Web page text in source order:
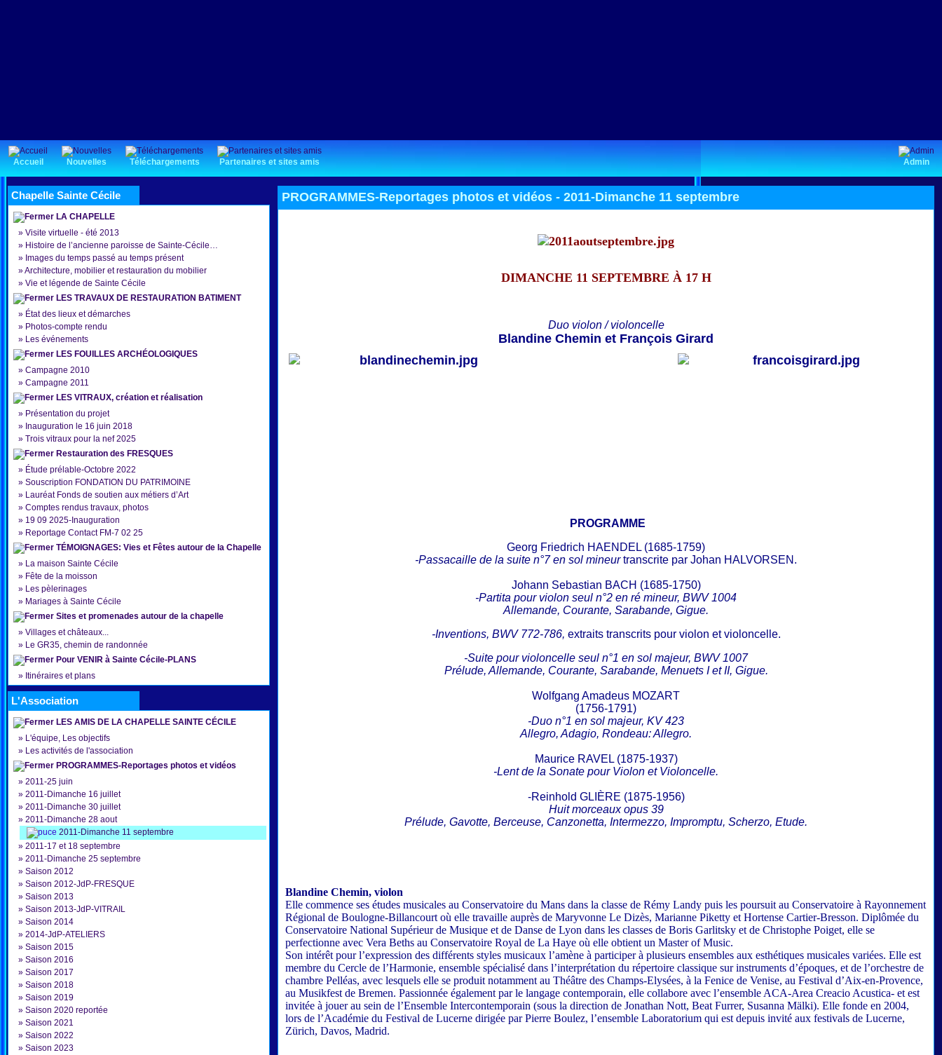
Admin
Accueil Nouvelles Téléchargements Partenaires et sites amis
Chapelle Sainte Cécile
LA CHAPELLE
» Visite virtuelle - été 2013
» Histoire de l’ancienne paroisse de Sainte-Cécile…
» Images du temps passé au temps présent
»Architecture, mobilier et restauration du mobilier
» Vie et légende de Sainte Cécile
LES TRAVAUX DE RESTAURATION BATIMENT
» État des lieux et démarches
» Photos-compte rendu
» Les événements
LES FOUILLES ARCHÉOLOGIQUES
» Campagne 2010
» Campagne 2011
LES VITRAUX, création et réalisation
» Présentation du projet
» Inauguration le 16 juin 2018
» Trois vitraux pour la nef 2025
Restauration des FRESQUES
» Étude prélable-Octobre 2022
» Souscription FONDATION DU PATRIMOINE
» Lauréat Fonds de soutien aux métiers d’Art
» Comptes rendus travaux, photos
» 19 09 2025-Inauguration
» Reportage Contact FM-7 02 25
TÉMOIGNAGES: Vies et Fêtes autour de la Chapelle
» La maison Sainte Cécile
» Fête de la moisson
» Les pèlerinages
» Mariages à Sainte Cécile
Sites et promenades autour de la chapelle
» Villages et châteaux...
» Le GR35, chemin de randonnée
Pour VENIR à Sainte Cécile-PLANS
» Itinéraires et plans
L'Association
LES AMIS DE LA CHAPELLE SAINTE CÉCILE
» L'équipe, Les objectifs
» Les activités de l'association
PROGRAMMES-Reportages photos et vidéos
» 2011-25 juin
» 2011-Dimanche 16 juillet
» 2011-Dimanche 30 juillet
» 2011-Dimanche 28 aout
2011-Dimanche 11 septembre
» 2011-17 et 18 septembre
» 2011-Dimanche 25 septembre
» Saison 2012
» Saison 2012-JdP-FRESQUE
» Saison 2013
» Saison 2013-JdP-VITRAIL
» Saison 2014
» 2014-JdP-ATELIERS
» Saison 2015
» Saison 2016
» Saison 2017
» Saison 2018
» Saison 2019
» Saison 2020 reportée
» Saison 2021
» Saison 2022
» Saison 2023
PROGRAMMES-Reportages photos et vidéos - 2011-Dimanche 11 septembre
DIMANCHE 11 SEPTEMBRE À 17 H
Duo violon / violoncelle
Blandine Chemin et François Girard
PROGRAMME
Georg Friedrich HAENDEL (1685-1759)
-Passacaille de la suite n°7 en sol mineurtranscrite par Johan HALVORSEN.
Johann Sebastian BACH (1685-1750)
-Partita pour violon seul n°2 en ré mineur, BWV 1004
Allemande, Courante, Sarabande, Gigue.
-Inventions, BWV 772-786, extraits transcrits pour violon et violoncelle.
-Suite pour violoncelle seul n°1 en sol majeur, BWV 1007
Prélude, Allemande, Courante, Sarabande, Menuets I et II, Gigue.
Wolfgang Amadeus MOZART
(1756-1791)
-Duo n°1 en sol majeur, KV 423
Allegro, Adagio, Rondeau: Allegro.
Maurice RAVEL (1875-1937)
-Lent de la Sonate pour Violon et Violoncelle.
-Reinhold GLIÈRE (1875-1956)
Huit morceaux opus 39
Prélude, Gavotte, Berceuse, Canzonetta, Intermezzo, Impromptu, Scherzo, Etude.
Blandine Chemin, violon
Elle commence ses études musicales au Conservatoire du Mans dans la classe de Rémy Landy puis les poursuit au Conservatoire à Rayonnement
Régional de Boulogne-Billancourt où elle travaille auprès de Maryvonne Le Dizès, Marianne Piketty et Hortense Cartier-Bresson. Diplômée du
Conservatoire National Supérieur de Musique et de Danse de Lyon dans les classes de Boris Garlitsky et de Christophe Poiget, elle se
perfectionne avec Vera Beths au Conservatoire Royal de La Haye où elle obtient un Master of Music.
Son intérêt pour l’expression des différents styles musicaux l’amène à participer à plusieurs ensembles aux esthétiques musicales variées. Elle est
membre du Cercle de l’Harmonie, ensemble spécialisé dans l’interprétation du répertoire classique sur instruments d’époques, et de l’orchestre de
chambre Pelléas, avec lesquels elle se produit notamment au Théâtre des Champs-Elysées, à la Fenice de Venise, au Festival d’Aix-en-Provence,
au Musikfest de Bremen. Passionnée également par le langage contemporain, elle collabore avec l’ensemble ACA-Area Creacio Acustica- et est
invitée à jouer au sein de l’Ensemble Intercontemporain (sous la direction de Jonathan Nott, Beat Furrer, Susanna Mälki). Elle fonde en 2004,
lors de l’Académie du Festival de Lucerne dirigée par Pierre Boulez, l’ensemble Laboratorium qui est depuis invité aux festivals de Lucerne,
Zürich, Davos, Madrid.